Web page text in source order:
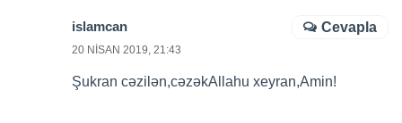
islamcan
20 NISAN 2019, 21:43
Şukran cəzilən,cəzəkAllahu xeyran,Amin!
Cevapla